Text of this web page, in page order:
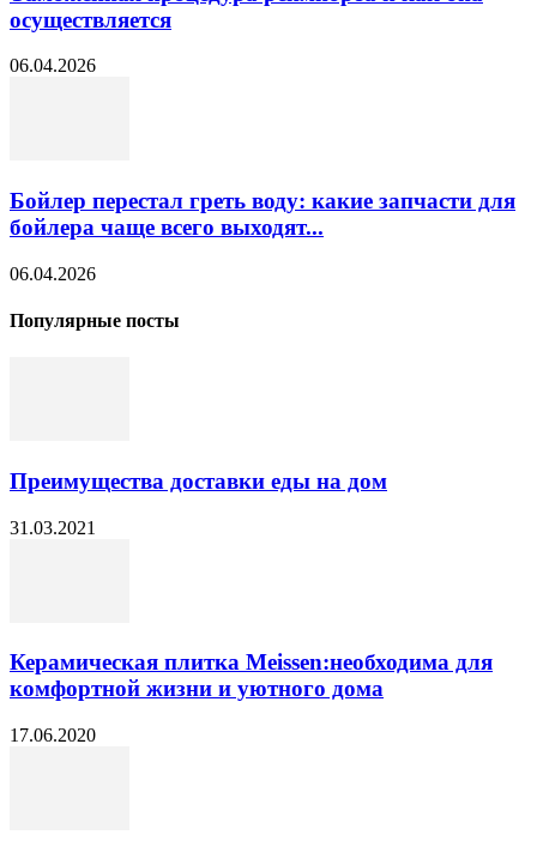
осуществляется
06.04.2026
Бойлер перестал греть воду: какие запчасти для
бойлера чаще всего выходят...
06.04.2026
Популярные посты
Преимущества доставки еды на дом
31.03.2021
Керамическая плитка Meissen:необходима для
комфортной жизни и уютного дома
17.06.2020